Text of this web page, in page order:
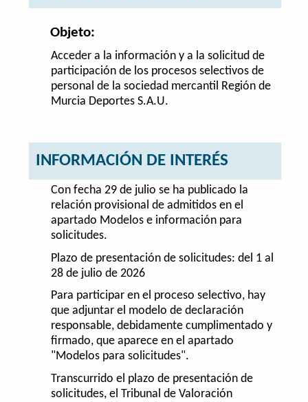
Objeto:
Acceder a la información y a la solicitud de
participación de los procesos selectivos de
personal de la sociedad mercantil Región de
Murcia Deportes S.A.U.
INFORMACIÓN DE INTERÉS
Con fecha 29 de julio se ha publicado la
relación provisional de admitidos en el
apartado Modelos e información para
solicitudes.
Plazo de presentación de solicitudes: del 1 al
28 de julio de 2026
Para participar en el proceso selectivo, hay
que adjuntar el modelo de declaración
responsable, debidamente cumplimentado y
firmado, que aparece en el apartado
"Modelos para solicitudes".
Transcurrido el plazo de presentación de
solicitudes, el Tribunal de Valoración